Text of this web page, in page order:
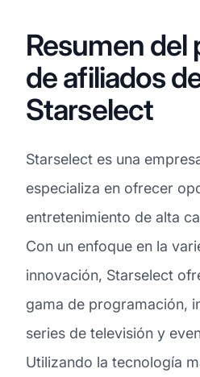
Resumen del
de afiliados
Starselect
Starselect es una
especializa en ofrecer
entretenimiento de alta
Con un enfoque en la
innovación, Starselect
gama de programación,
series de televisión y
Utilizando la tecnología